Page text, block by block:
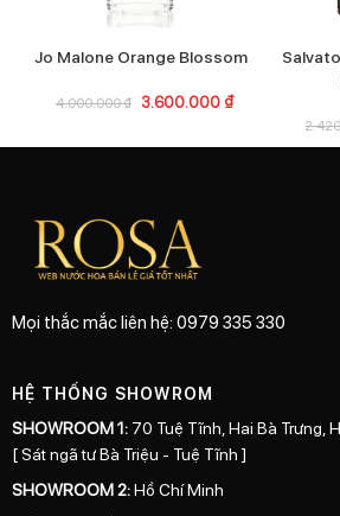
Jo Malone Orange Blossom
4.000.000₫ 3.600.000 ₫
Mọi thắc mắc liên hệ: 0979 335 330
HỆ THỐNG SHOWROM
SHOWROOM 1: 70 Tuệ Tĩnh, Hai Bà Trưng,
[ Sát ngã tư Bà Triệu - Tuệ Tĩnh ]
SHOWROOM 2:Hồ Chí Minh